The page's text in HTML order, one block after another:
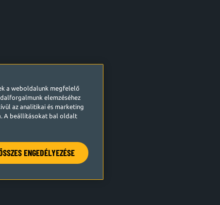
a weboldalunk megfelelő
elemzéséhez
az analitikai és marketing
A beállításokat bal oldalt
ENGEDÉLYEZÉSE